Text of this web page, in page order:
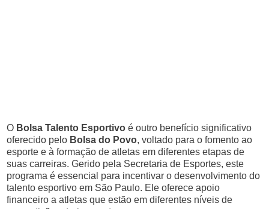
O Bolsa Talento Esportivo é outro benefício significativo
oferecido pelo Bolsa do Povo, voltado para o fomento ao
esporte e à formação de atletas em diferentes etapas de
suas carreiras. Gerido pela Secretaria de Esportes, este
programa é essencial para incentivar o desenvolvimento do
talento esportivo em São Paulo. Ele oferece apoio
financeiro a atletas que estão em diferentes níveis de